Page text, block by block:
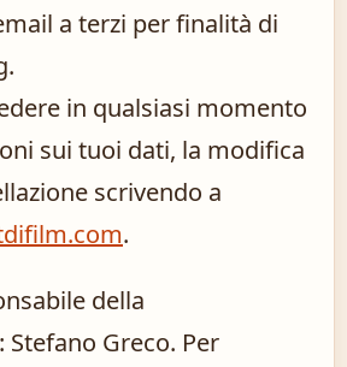
a terzi per finalità di
in qualsiasi momento
sui tuoi dati, la modifica
scrivendo a
.
della
Greco. Per